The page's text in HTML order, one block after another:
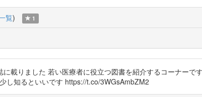
覧) 1
に載りました 若い医療者に役立つ図書を紹介するコーナー
し知るといいです https://t.co/3WGsAmbZM2